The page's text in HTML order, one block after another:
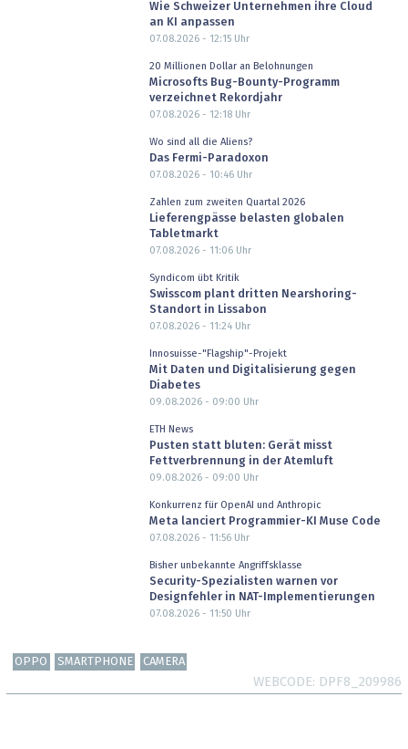
Wie Schweizer Unternehmen ihre Cloud
an KI anpassen
07.08.2026 - 12:15Uhr
20 Millionen Dollar an Belohnungen
Microsofts Bug-Bounty-Programm
verzeichnet Rekordjahr
07.08.2026 - 12:18Uhr
Wo sind all die Aliens?
Das Fermi-Paradoxon
07.08.2026 - 10:46Uhr
Zahlen zum zweiten Quartal 2026
Lieferengpässe belasten globalen
Tabletmarkt
07.08.2026 - 11:06Uhr
Syndicom übt Kritik
Swisscom plant dritten Nearshoring-
Standort in Lissabon
07.08.2026 - 11:24Uhr
Innosuisse-"Flagship"-Projekt
Mit Daten und Digitalisierung gegen
Diabetes
09.08.2026 - 09:00 Uhr
ETH News
Pusten statt bluten: Gerät misst
Fettverbrennung in der Atemluft
09.08.2026 - 09:00 Uhr
Konkurrenz für OpenAI und Anthropic
Meta lanciert Programmier-KI Muse Code
07.08.2026 - 11:56Uhr
Bisher unbekannte Angriffsklasse
Security-Spezialisten warnen vor
Designfehler in NAT-Implementierungen
07.08.2026 - 11:50 Uhr
OPPO SMARTPHONE CAMERA
WEBCODE DPF8_209986